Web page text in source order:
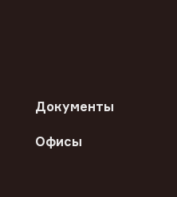
Документы
Офисы